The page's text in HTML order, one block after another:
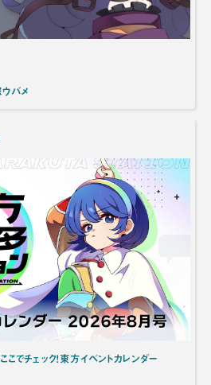
バメ
でチェック！東方イベントカレンダー